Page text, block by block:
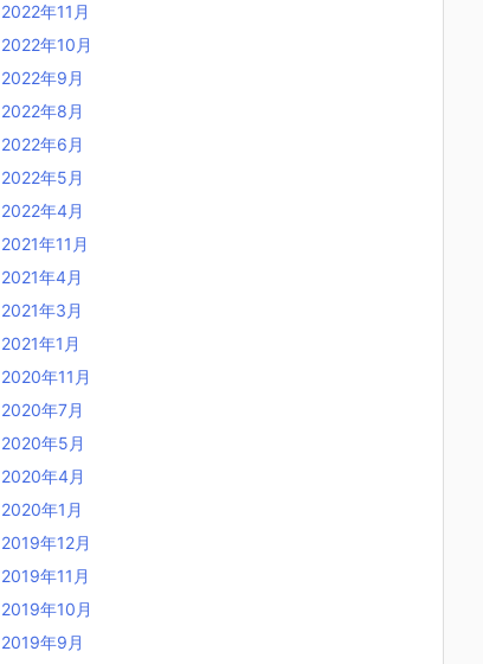
2022年11月
2022年10月
2022年9月
2022年8月
2022年6月
2022年5月
2022年4月
2021年11月
2021年4月
2021年3月
2021年1月
2020年11月
2020年7月
2020年5月
2020年4月
2020年1月
2019年12月
2019年11月
2019年10月
2019年9月